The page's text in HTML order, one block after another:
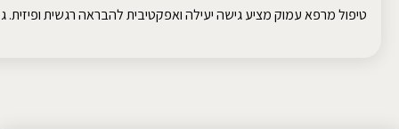
טיפול מרפא עמוק מציע גישה יעילה ואפקטיבית להבראה רגשית ופיזית.